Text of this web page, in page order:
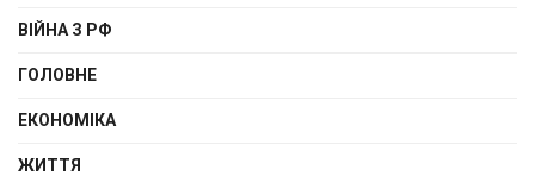
ВІЙНА З РФ
ГОЛОВНЕ
ЕКОНОМІКА
ЖИТТЯ